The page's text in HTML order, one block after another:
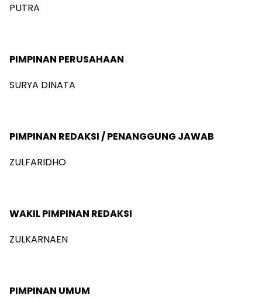
PUTRA
PIMPINAN PERUSAHAAN
SURYA DINATA
PIMPINAN REDAKSI / PENANGGUNG JAWAB
ZULFARIDHO
WAKIL PIMPINAN REDAKSI
ZULKARNAEN
PIMPINAN UMUM